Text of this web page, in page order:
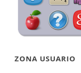
ZONA USUARIO